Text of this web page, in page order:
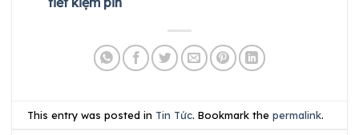
This entry was posted in Tin Tức. Bookmark thepermalink.